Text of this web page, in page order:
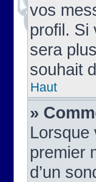
vos
profil. Si
sera
souhait
Haut
»
Lorsque
premier
d’un